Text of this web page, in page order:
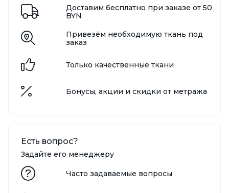
Доставим бесплатно при заказе от 50
BYN
Привезём необходимую ткань под
заказ
Только качественные ткани
Бонусы, акции и скидки от метража
Есть вопрос?
Задайте его менеджеру
Часто задаваемые вопросы